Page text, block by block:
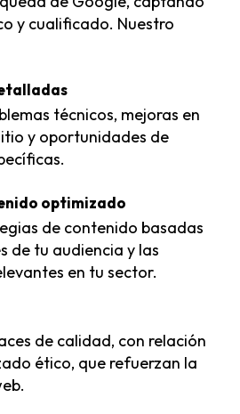
y cualificado. Nuestro
técnicos, mejoras en
y oportunidades de
optimizado
de contenido basadas
de tu audiencia y las
en tu sector.
de calidad, con relación
ético, que refuerzan la